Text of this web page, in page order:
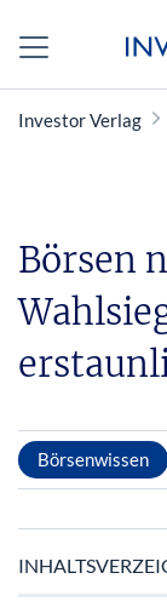
Investor Verlag
Börsen
Börsenwissen